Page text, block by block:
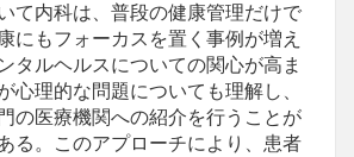
て内科は、普段の健康管理だけで
にもフォーカスを置く事例が増え
タルヘルスについての関心が高ま
心理的な問題についても理解し、
の医療機関への紹介を行うことが
る。このアプローチにより、患者